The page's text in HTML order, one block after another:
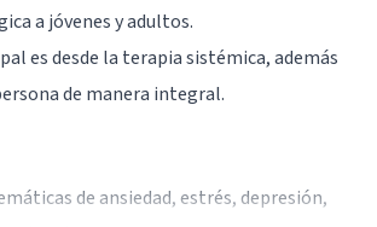
a jóvenes y adultos.
es desde la terapia sistémica, además
de manera integral.
de ansiedad, estrés, depresión,